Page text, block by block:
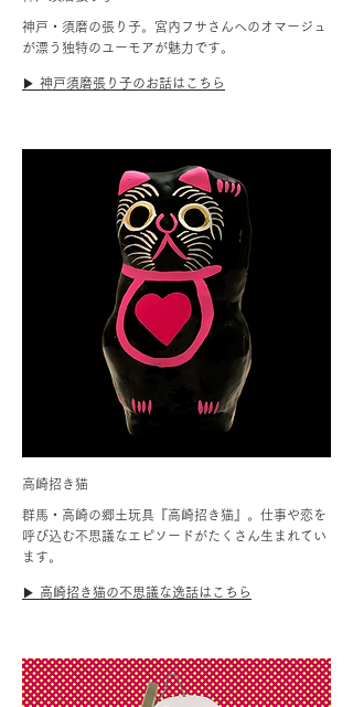
神戸・須磨の張り子。宮内フサさんへのオマージュ
が漂う独特のユーモアが魅力です。
▶︎ 神戸須磨張り子のお話はこちら
高崎招き猫
群馬・高崎の郷土玩具『高崎招き猫』。仕事や恋を
呼び込む不思議なエピソードがたくさん生まれてい
ます。
▶︎ 高崎招き猫の不思議な逸話はこちら